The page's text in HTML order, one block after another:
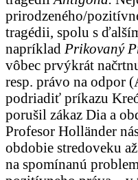
prirodzeného/
tragédii, spolu s
napríklad Prikovaný
vôbec prvýkrát
resp. právo na odpor
podriadiť príkazu
porušil zákaz Dia a
Profesor Holländer
obdobie stredoveku
na spomínanú